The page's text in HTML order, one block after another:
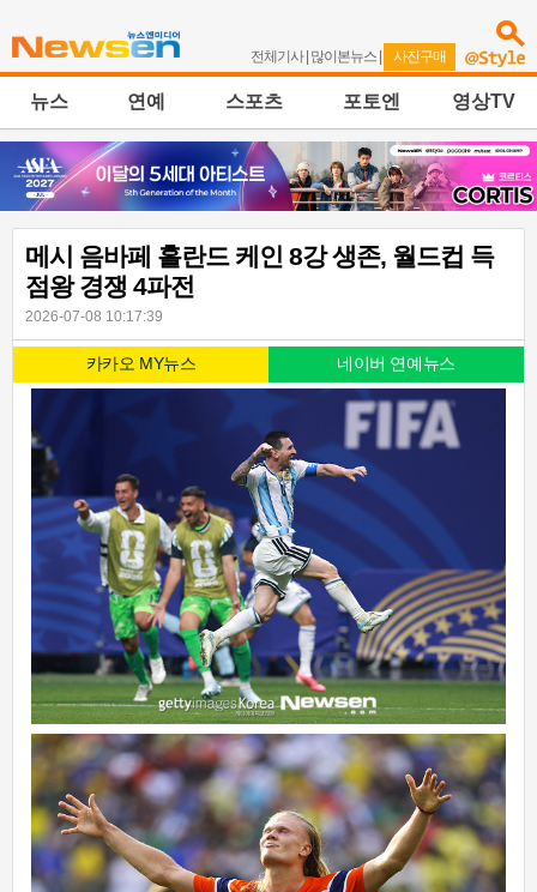
전체기사| 많이본뉴스 | 사진구매
뉴스 연예 스포츠 포토엔 영상TV
메시 음바페 홀란드 케인 8강 생존, 월드컵 득
점왕 경쟁 4파전
2026-07-08 10:17:39
카카오 MY뉴스 네이버 연예뉴스